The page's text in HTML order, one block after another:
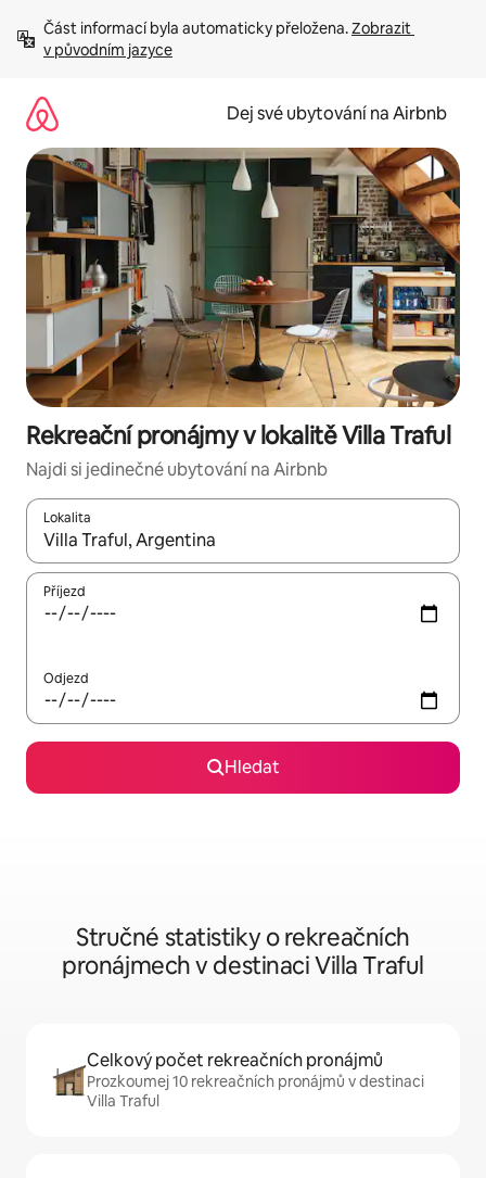
obsah
Část informací byla automaticky přeložena. Zobrazit
v původním jazyce
Dej své ubytování na Airbnb
Rekreační pronájmy v lokalitě Villa Traful
Najdi si jedinečné ubytování na Airbnb
Lokalita
Až budou výsledky k dispozici, můžeš si je procházet pomocí
Příjezd
Odjezd
Hledat
Stručné statistiky o rekreačních
pronájmech v destinaci Villa Traful
Celkový počet rekreačních pronájmů
Prozkoumej 10 rekreačních pronájmů v destinaci
Villa Traful